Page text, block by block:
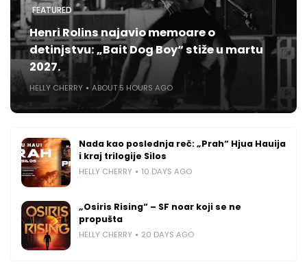
FEATURED
Henri Rolins najavio memoare o
detinjstvu: „Bait Dog Boy“ stiže u martu
2027.
HELLY CHERRY ABOUT 5 HOURS AGO
Nada kao poslednja reč: „Prah“ Hjua Hauija
i kraj trilogije Silos
HELLY CHERRY 10 DAYS AGO
„Osiris Rising“ – SF noar koji se ne
propušta
HELLY CHERRY 20 DAYS AGO